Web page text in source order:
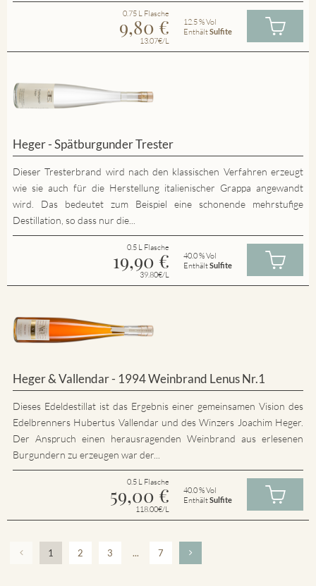
0.75 L Flasche
9,80 €
13.07€/L
12.5 % Vol
EnthältSulfite
Heger - Spätburgunder Trester
Dieser Tresterbrand wird nach den klassischen Verfahren erzeugt
wie sie auch für die Herstellung italienischer Grappa angewandt
wird. Das bedeutet zum Beispiel eine schonende mehrstufige
Destillation, so dass nur die...
0.5 L Flasche
19,90 €
39.80€/L
40.0 % Vol
EnthältSulfite
Heger & Vallendar - 1994 Weinbrand Lenus Nr.1
Dieses Edeldestillat ist das Ergebnis einer gemeinsamen Vision des
Edelbrenners Hubertus Vallendar und des Winzers Joachim Heger.
Der Anspruch einen herausragenden Weinbrand aus erlesenen
Burgundern zu erzeugen war der...
0.5 L Flasche
59,00 €
118.00€/L
40.0 % Vol
EnthältSulfite
1 2 3 ... 7